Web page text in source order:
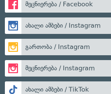
მეცნიერება / Facebook
ახალი ამბები / Instagram
გართობა / Instagram
მეცნიერება / Instagram
ახალი ამბები / TikTok